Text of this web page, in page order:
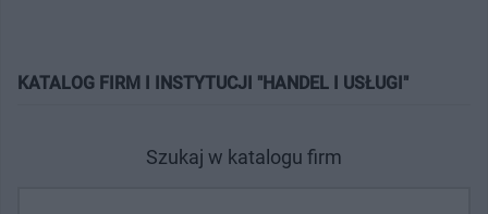
KATALOG FIRM I INSTYTUCJI "HANDEL I USŁUGI"
Szukaj w katalogu firm